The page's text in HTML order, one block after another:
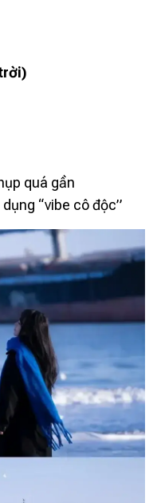
quá gần
“vibe cô độc”